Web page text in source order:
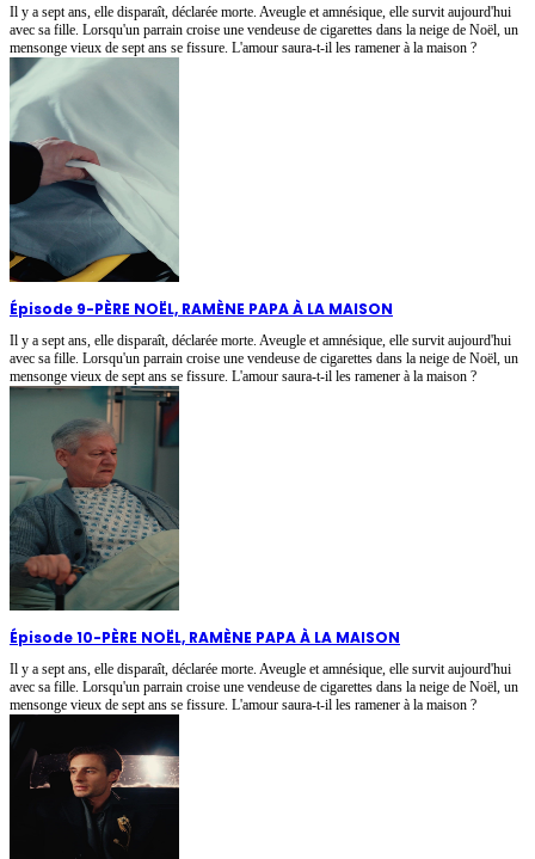
Il y a sept ans, elle disparaît, déclarée morte. Aveugle et amnésique, elle survit aujourd'hui
avec sa fille. Lorsqu'un parrain croise une vendeuse de cigarettes dans la neige de Noël, un
mensonge vieux de sept ans se fissure. L'amour saura-t-il les ramener à la maison ?
Épisode 9-PÈRE NOËL, RAMÈNE PAPA À LA MAISON
Il y a sept ans, elle disparaît, déclarée morte. Aveugle et amnésique, elle survit aujourd'hui
avec sa fille. Lorsqu'un parrain croise une vendeuse de cigarettes dans la neige de Noël, un
mensonge vieux de sept ans se fissure. L'amour saura-t-il les ramener à la maison ?
Épisode 10-PÈRE NOËL, RAMÈNE PAPA À LA MAISON
Il y a sept ans, elle disparaît, déclarée morte. Aveugle et amnésique, elle survit aujourd'hui
avec sa fille. Lorsqu'un parrain croise une vendeuse de cigarettes dans la neige de Noël, un
mensonge vieux de sept ans se fissure. L'amour saura-t-il les ramener à la maison ?